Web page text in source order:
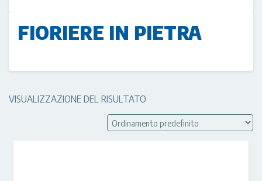
FIORIERE IN PIETRA
VISUALIZZAZIONE DEL RISULTATO